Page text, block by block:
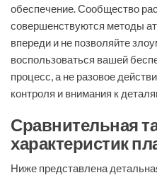
обеспечение. Сообщество
совершенствуются методы
впереди и не позволяйте
воспользоваться вашей
процесс, а не разовое
контроля и внимания к
Сравнительная
характеристик
Ниже представлена